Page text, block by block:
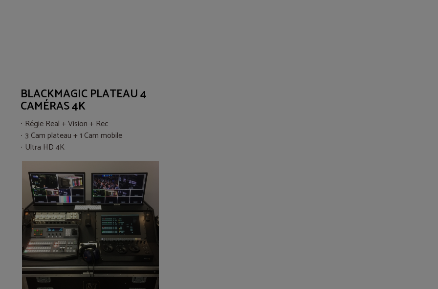
BLACKMAGIC PLATEAU 4
CAMÉRAS 4K
Régie Real + Vision + Rec
3 Cam plateau + 1 Cam mobile
Ultra HD 4K